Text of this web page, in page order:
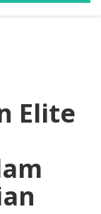
Elite